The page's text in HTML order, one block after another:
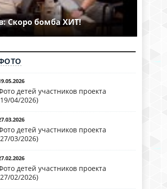
Скоро бомба ХИТ!
детей участников проекта
04/2026)
детей участников проекта
03/2026)
детей участников проекта
02/2026)